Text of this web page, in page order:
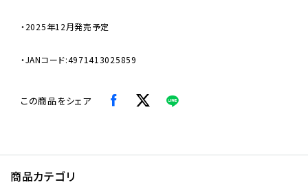
・2025年12月発売予定
・JANコード:4971413025859
この商品をシェア
商品カテゴリ